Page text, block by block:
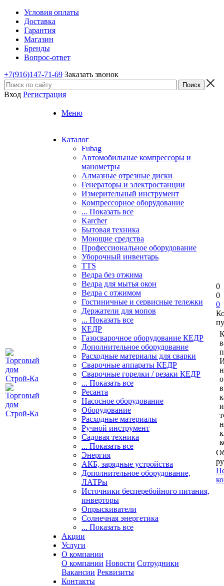
Условия оплаты
Доставка
Гарантия
Магазин
Бренды
Вопрос-ответ
+7(916)147-71-69 Заказать звонок
Вход Регистрация
Меню
Каталог
Fubag
Автомобильные компрессоры и
манометры
Алмазные отрезные диски
Генераторы и электростанции
Измерительный инструмент
Компрессорное оборудование
... Показать все
Karcher
Бытовая техника
Моющие средства
Профессиональное оборудование
Уборочный инвентарь
TTS
Ведра без отжима
Ведра для мытья окон
Ведра с отжимом
Гостиничные и сервисные тележки
Держатели для мопов
... Показать все
КЕДР
Газосварочное оборудование КЕДР
Дополнительное оборудование
Расходные материалы для сварки
Сварочные аппараты КЕДР
Сварочные горелки / резаки КЕДР
... Показать все
Ресанта
Насосное оборудование
Оборудование
Расходные материалы
Ручной инструмент
Садовая техника
... Показать все
Энергия
АКБ, зарядные устройства
Дополнительное оборудование,
ЛАТРы
Источники бесперебойного питания,
инверторы
Опрыскиватели
Солнечная энергетика
... Показать все
Акции
Услуги
О компании
О компании Новости Сотрудники
Вакансии Реквизиты
Контакты
0
0
0